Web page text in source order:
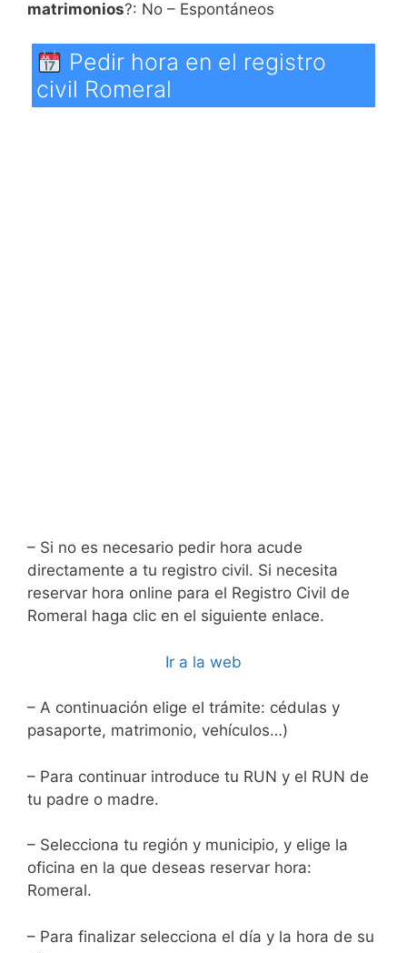
matrimonios?: No – Espontáneos
Pedir hora en el registro
civil Romeral
– Si no es necesario pedir hora acude
directamente a tu registro civil. Si necesita
reservar hora online para el Registro Civil de
Romeral haga clic en el siguiente enlace.
Ir a la web
– A continuación elige el trámite: cédulas y
pasaporte, matrimonio, vehículos…)
– Para continuar introduce tu RUN y el RUN de
tu padre o madre.
– Selecciona tu región y municipio, y elige la
oficina en la que deseas reservar hora:
Romeral.
– Para finalizar selecciona el día y la hora de su